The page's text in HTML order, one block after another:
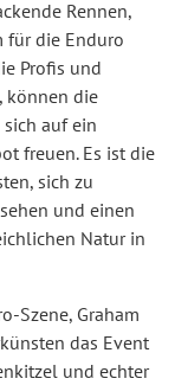
Rennen,
für die Enduro
Profis und
können die
auf ein
freuen. Es ist die
sich zu
und einen
Natur in
Szene, Graham
das Event
und echter